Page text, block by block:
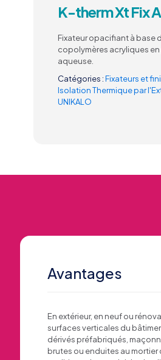
K-therm Xt Fix
Fixateur opacifiant à base
copolymères acryliques
aqueuse.
Catégories :Fixateurs et
Isolation Thermique par
UNIKALO
Avantages
En extérieur, en neuf ou
surfaces verticales du
dérivés préfabriqués,
brutes ou enduites au mortier